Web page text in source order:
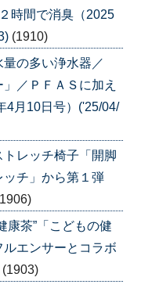
時間で消臭（2025
(1910)
量の多い浄水器／
／ＰＦＡＳに加え
4月10日号）('25/04/
トレッチ椅子「開脚
チ」から第１弾
康茶”「こどもの健
エンサーとコラボ
(1903)